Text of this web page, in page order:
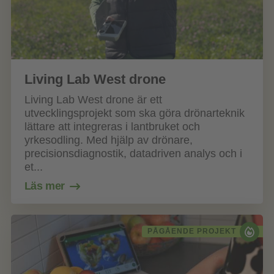
Living Lab West drone
Living Lab West drone är ett
utvecklingsprojekt som ska göra drönarteknik
lättare att integreras i lantbruket och
yrkesodling. Med hjälp av drönare,
precisionsdiagnostik, datadriven analys och i
et...
Läs mer
PÅGÅENDE PROJEKT